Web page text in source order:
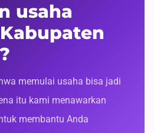
usaha
memulai usaha bisa jadi
itu kami menawarkan
membantu Anda